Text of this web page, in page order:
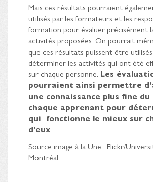
Mais ces résultats pourraient
utilisés par les formateurs et les
formation pour évaluer précisément
activités proposées. On pourrait
que ces résultats puissent être
déterminer les activités qui ont été
sur chaque personne. Les
pourraient ainsi permettre
une connaissance plus fine
chaque apprenant pour
qui fonctionne le mieux sur
d’eux
Source image à la Une : Flickr/
Montréal